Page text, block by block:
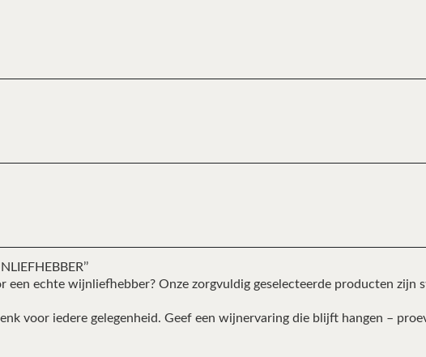
een echte wijnliefhebber? Onze zorgvuldig geselecteerde producten
voor iedere gelegenheid. Geef een wijnervaring die blijft hangen –